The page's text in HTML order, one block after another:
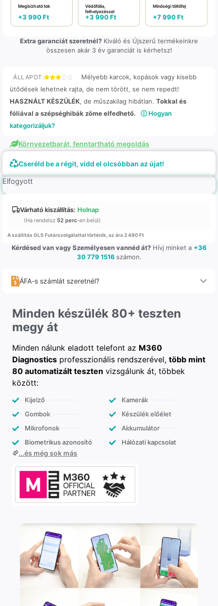
Megbízható tok
+3 990Ft
Védőfólia,
felhelyezéssel
+3 990Ft
Minőségi töltőfej
+7 990Ft
Extra garanciát szeretnél? Kiváló és Újszerű termékeinkre
összesen akár 3 év garanciát is kérhetsz!
ÁLLAPOT:
Mélyebb karcok, kopások vagy kisebb
ütődések lehetnek rajta, de nem törött, se nem repedt!
HASZNÁLT KÉSZÜLÉK, de műszakilag hibátlan. Tokkal és
fóliával a szépséghibák zöme elfedhető.
ⓘ Hogyan
kategorizáljuk?
Környezetbarát, fenntartható megoldás
Cseréld be a régit, vidd el olcsóbban az újat!
Elfogyott
Várható kiszállítás: Holnap
(Ha rendelsz 52 perc-en belül)
A szállítás GLS Futárszolgálattal történik, az ára 2 490 Ft
Kérdésed van vagy Személyesen vannéd át?Hívj minket a +36
30 779 1516 számon.
ÁFA-s számlát szeretnél?
Minden készülék 80+ teszten
megy át
Minden nálunk eladott telefont az M360
Diagnostics professzionális rendszerével, több mint
80 automatizált teszten vizsgálunk át, többek
között:
Kijelző
Gombok
Mikrofonok
Biometrikus azonosító
Kamerák
Készülék előélet
Akkumulátor
Hálózati kapcsolat
...és még sok más